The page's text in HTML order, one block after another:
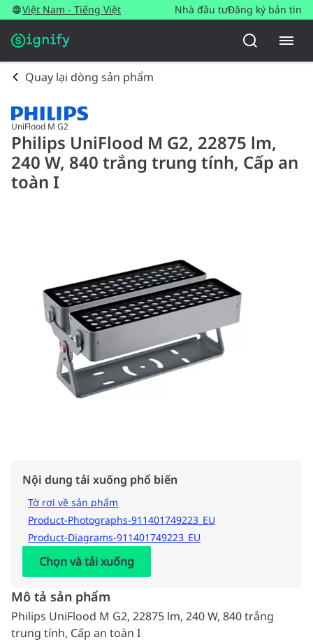
Việt Nam - Tiếng Việt Nhà đầu tưĐăng ký bản tin
Quay lại dòng sản phẩm
UniFlood M G2
Philips UniFlood M G2, 22875 lm,
240 W, 840 trắng trung tính, Cấp an
toàn I
Nội dung tải xuống phổ biến
Tờ rơi về sản phẩm
Product-Photographs-911401749223_EU
Product-Diagrams-911401749223_EU
Chọn và tải xuống
Mô tả sản phẩm
Philips UniFlood M G2, 22875 lm, 240 W, 840 trắng
trung tính, Cấp an toàn I